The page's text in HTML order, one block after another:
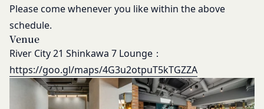
Please come whenever you like within the above
schedule.
Venue
River City 21 Shinkawa 7 Lounge：
https://goo.gl/maps/4G3u2otpuT5kTGZZA
第19条（準拠法、合意管轄）
本規約は日本法に基づき解釈されるものとし、本規
約に関し訴訟の必要が生じた場合には、東京地方裁
判所を第一審の専属的合意管轄裁判所といたしま
す。
発効日：2021年9月1日